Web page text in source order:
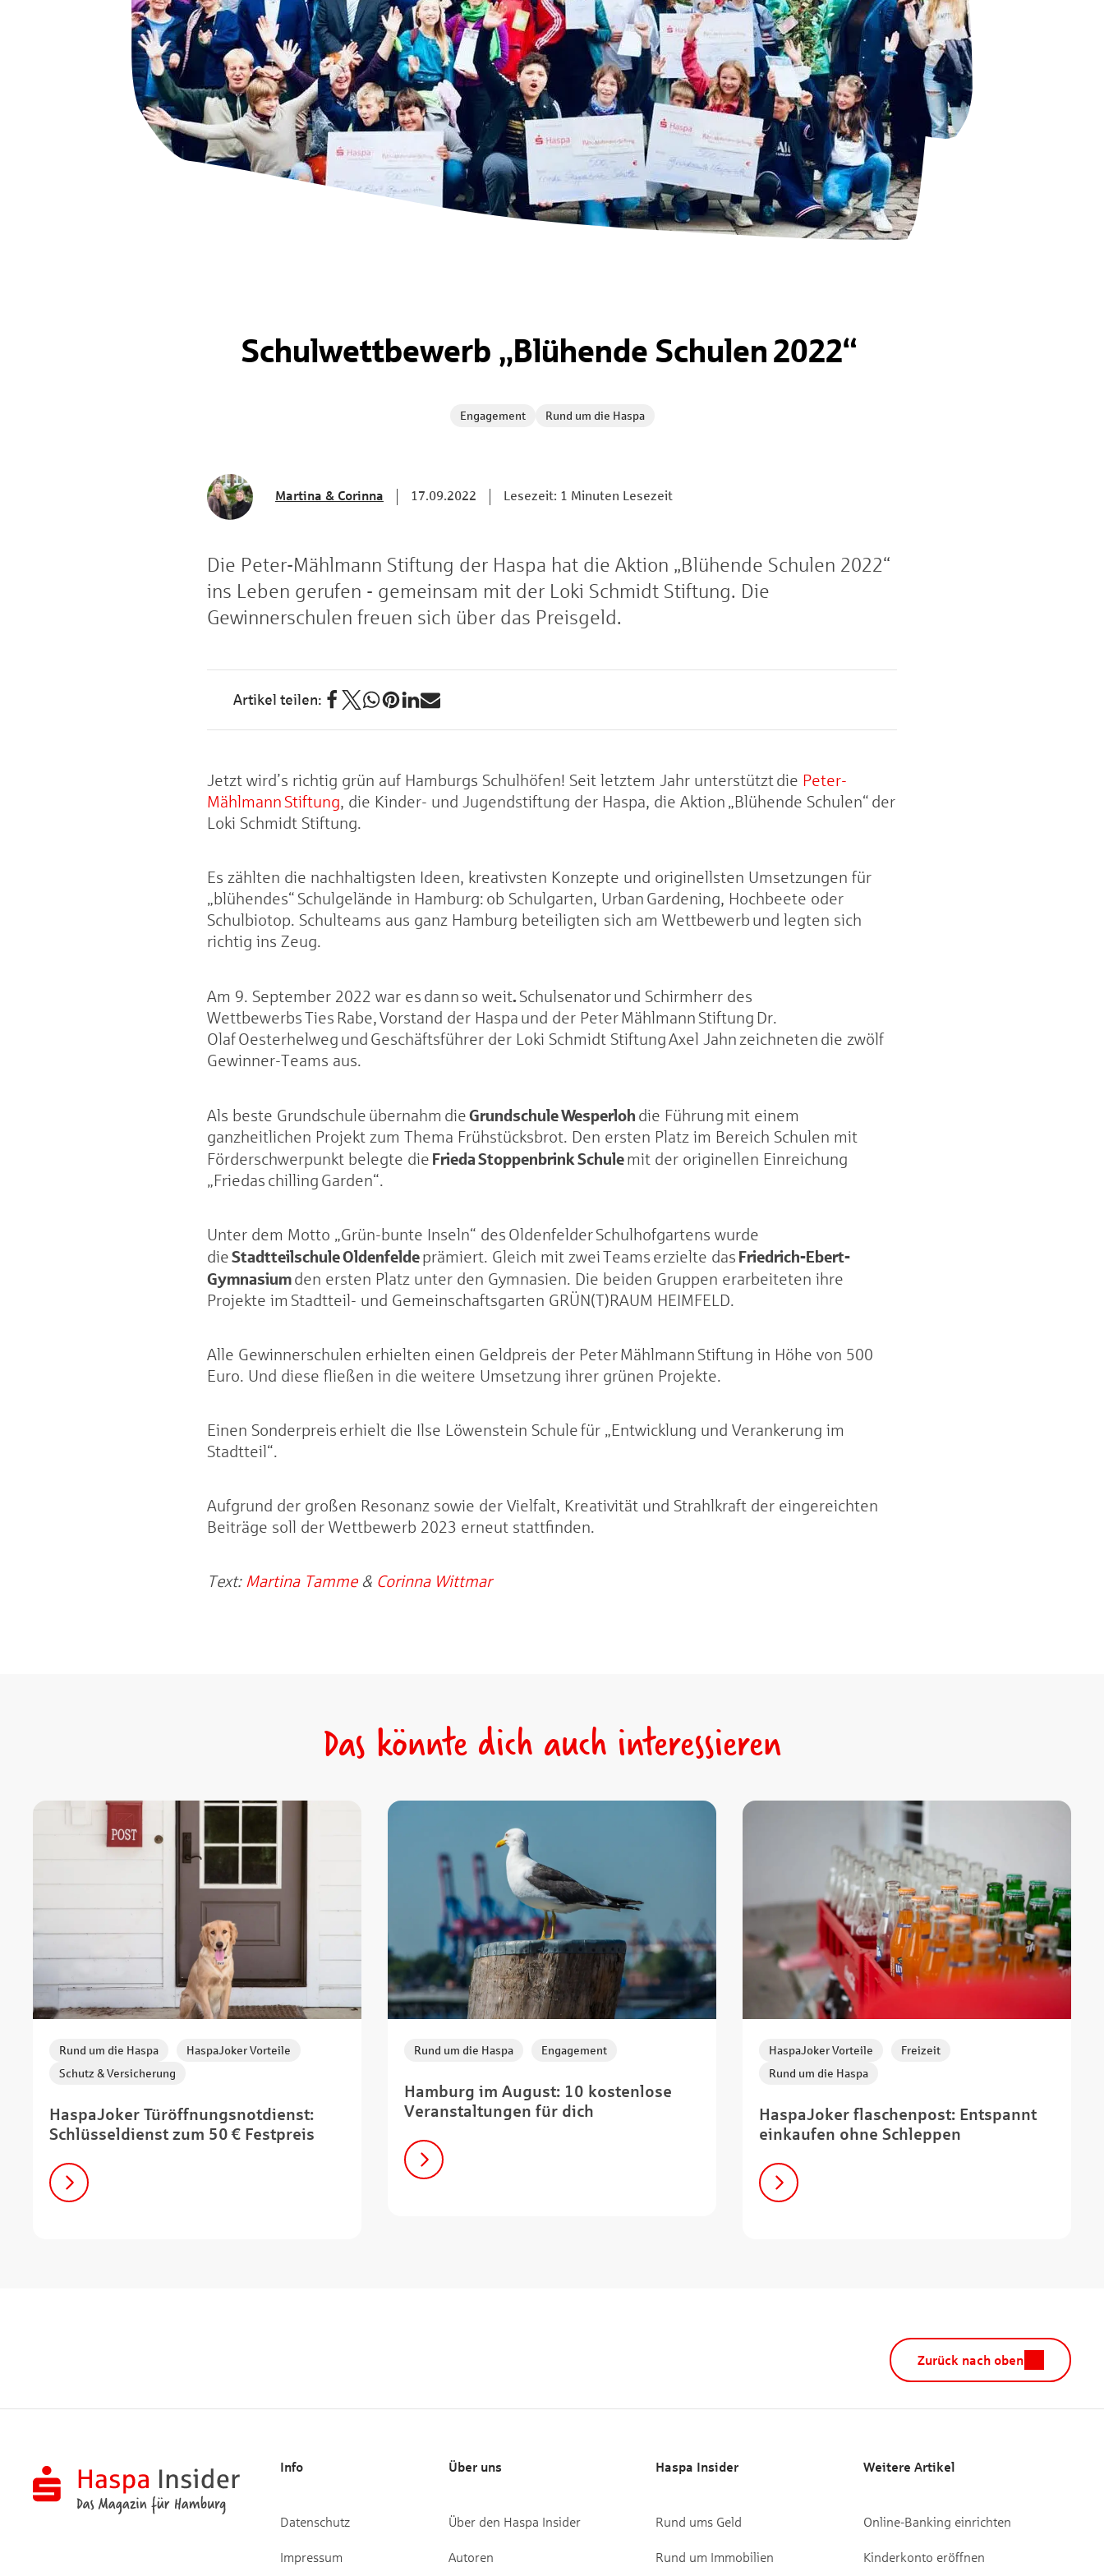
Schulwettbewerb „Blühende Schulen 2022“
Engagement Rund um die Haspa
Martina & Corinna 17.09.2022 Lesezeit: 1 Minuten Lesezeit
Die Peter-Mählmann Stiftung der Haspa hat die Aktion „Blühende Schulen 2022“
ins Leben gerufen - gemeinsam mit der Loki Schmidt Stiftung. Die
Gewinnerschulen freuen sich über das Preisgeld.
Jetzt wird’s richtig grün auf Hamburgs Schulhöfen! Seit letztem Jahr unterstützt die Peter-
Mählmann Stiftung, die Kinder- und Jugendstiftung der Haspa, die Aktion „Blühende Schulen“ der
Loki Schmidt Stiftung.
Es zählten die nachhaltigsten Ideen, kreativsten Konzepte und originellsten Umsetzungen für
„blühendes“ Schulgelände in Hamburg: ob Schulgarten, Urban Gardening, Hochbeete oder
Schulbiotop. Schulteams aus ganz Hamburg beteiligten sich am Wettbewerb und legten sich
richtig ins Zeug.
Am 9. September 2022 war es dann so weit.Schulsenator und Schirmherr des
Wettbewerbs Ties Rabe, Vorstand der Haspa und der Peter Mählmann Stiftung Dr.
Olaf Oesterhelweg und Geschäftsführer der Loki Schmidt Stiftung Axel Jahn zeichneten die zwölf
Gewinner-Teams aus.
Als beste Grundschule übernahm dieGrundschule Wesperloh die Führung mit einem
ganzheitlichen Projekt zum Thema Frühstücksbrot. Den ersten Platz im Bereich Schulen mit
Förderschwerpunkt belegte die Frieda Stoppenbrink Schulemit der originellen Einreichung
„Friedas chilling Garden“.
Unter dem Motto „Grün-bunte Inseln“ des Oldenfelder Schulhofgartens wurde
dieStadtteilschule Oldenfeldeprämiert. Gleich mit zwei Teams erzielte das Friedrich-Ebert-
Gymnasiumden ersten Platz unter den Gymnasien. Die beiden Gruppen erarbeiteten ihre
Projekte im Stadtteil- und Gemeinschaftsgarten GRÜN(T)RAUM HEIMFELD.
Alle Gewinnerschulen erhielten einen Geldpreis der Peter Mählmann Stiftung in Höhe von 500
Euro. Und diese fließen in die weitere Umsetzung ihrer grünen Projekte.
Einen Sonderpreis erhielt die Ilse Löwenstein Schule für „Entwicklung und Verankerung im
Stadtteil“.
Aufgrund der großen Resonanz sowie der Vielfalt, Kreativität und Strahlkraft der eingereichten
Beiträge soll der Wettbewerb 2023 erneut stattfinden.
Text: Martina Tamme& Corinna Wittmar
Das könnte dich auch interessieren
HaspaJoker Türöffnungsnotdienst:
Schlüsseldienst zum 50 € Festpreis
Rund um die Haspa HaspaJoker Vorteile
Schutz & Versicherung
Hamburg im August: 10 kostenlose
Veranstaltungen für dich
Rund um die Haspa Engagement
HaspaJoker flaschenpost: Entspannt
einkaufen ohne Schleppen
HaspaJoker Vorteile Freizeit
Rund um die Haspa
Zurück nach oben
Info
Datenschutz
Impressum
Über uns
Über den Haspa Insider
Autoren
Haspa Insider
Rund ums Geld
Rund um Immobilien
Weitere Artikel
Online-Banking einrichten
Kinderkonto eröffnen